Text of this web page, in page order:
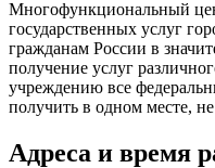
Многофункциональный
государственных услуг
гражданам России в
получение услуг
учреждению все
получить в одном месте,
Адреса и время